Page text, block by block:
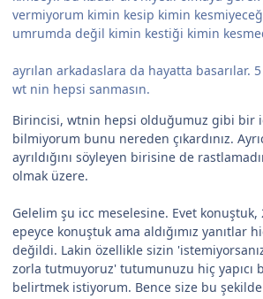
vermiyorum kimin kesip kimin
umrumda değil kimin kestiği kimin
ayrılan arkadaslara da hayatta basarılar.
wt nin hepsi sanmasın.
Birincisi, wtnin hepsi olduğumuz gibi bir
bilmiyorum bunu nereden çıkardınız.
ayrıldığını söyleyen birisine de
olmak üzere.
Gelelim şu icc meselesine. Evet
epeyce konuştuk ama aldığımız yanıtlar
değildi. Lakin özellikle sizin
zorla tutmuyoruz' tutumunuzu hiç yapıcı
belirtmek istiyorum. Bence size bu